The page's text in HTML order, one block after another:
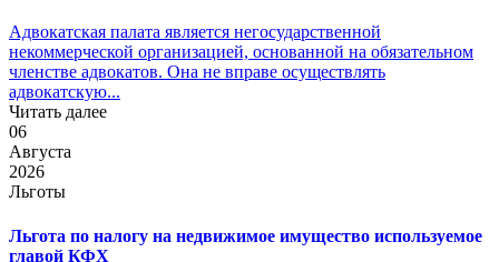
Адвокатская палата является негосударственной
некоммерческой организацией, основанной на обязательном
членстве адвокатов. Она не вправе осуществлять
адвокатскую...
Читать далее
06
Августа
2026
Льготы
Льгота по налогу на недвижимое имущество используемое
главой КФХ